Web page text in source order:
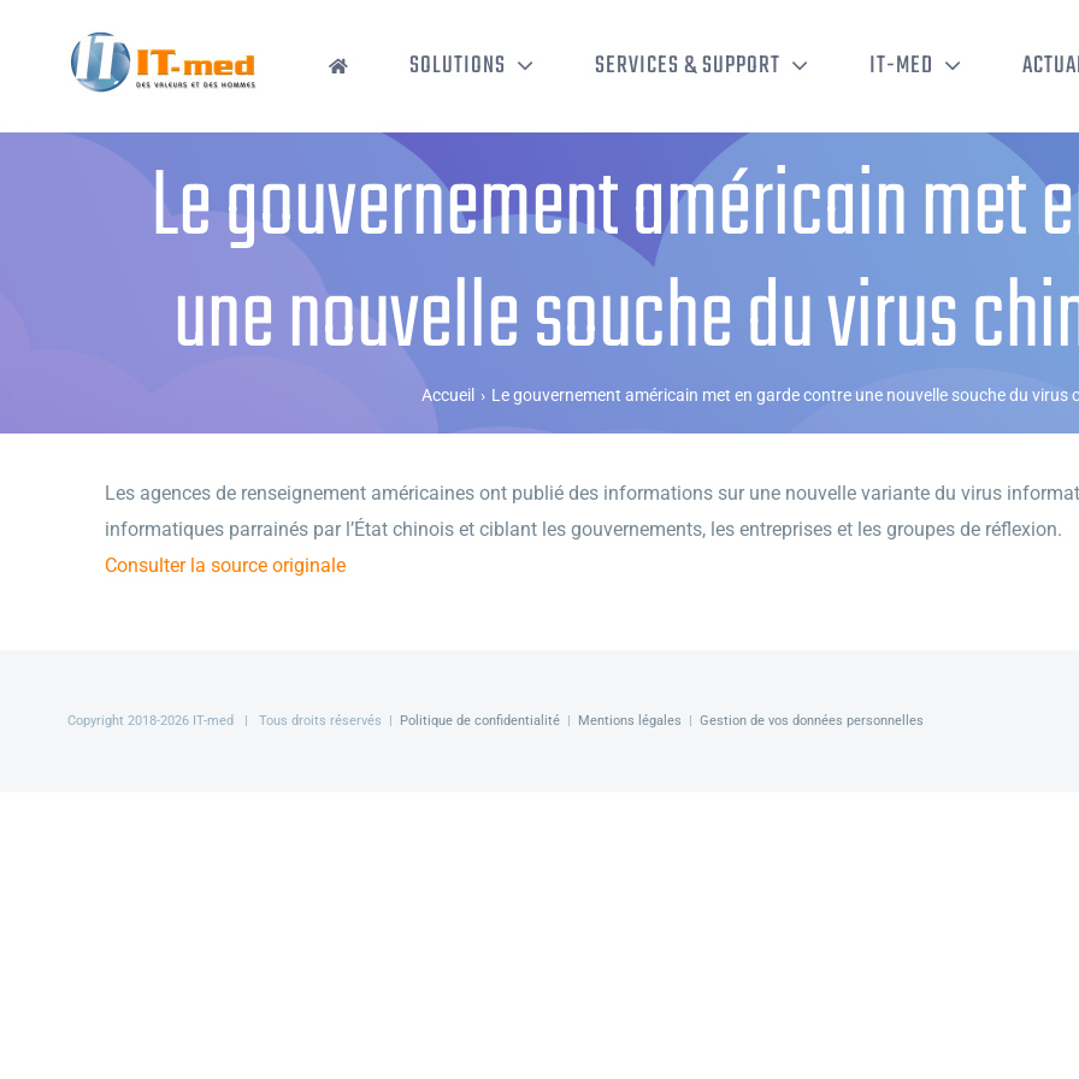
SOLUTIONS SERVICES & SUPPORT IT-MED
Le gouvernement américain met
une nouvelle souche du virus
Accueil › Le gouvernement américain met en garde contre une nouvelle souche du virus
Les agences de renseignement américaines ont publié des informations sur une nouvelle variante du virus
informatiques parrainés par l’État chinois et ciblant les gouvernements, les entreprises et les groupes de réflexion.
Consulter la source originale
Copyright 2018-2026 IT-med | Tous droits réservés | Politique de confidentialité| Mentions légales | Gestion de vos données personnelles